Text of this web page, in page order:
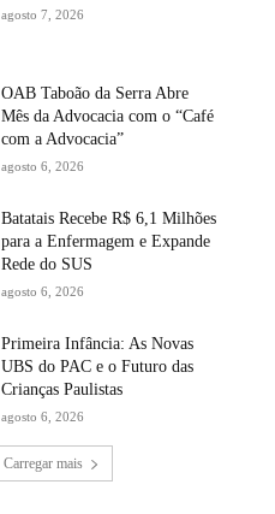
agosto 7, 2026
OAB Taboão da Serra Abre
Mês da Advocacia com o “Café
com a Advocacia”
agosto 6, 2026
Batatais Recebe R$ 6,1 Milhões
para a Enfermagem e Expande
Rede do SUS
agosto 6, 2026
Primeira Infância: As Novas
UBS do PAC e o Futuro das
Crianças Paulistas
agosto 6, 2026
Carregar mais